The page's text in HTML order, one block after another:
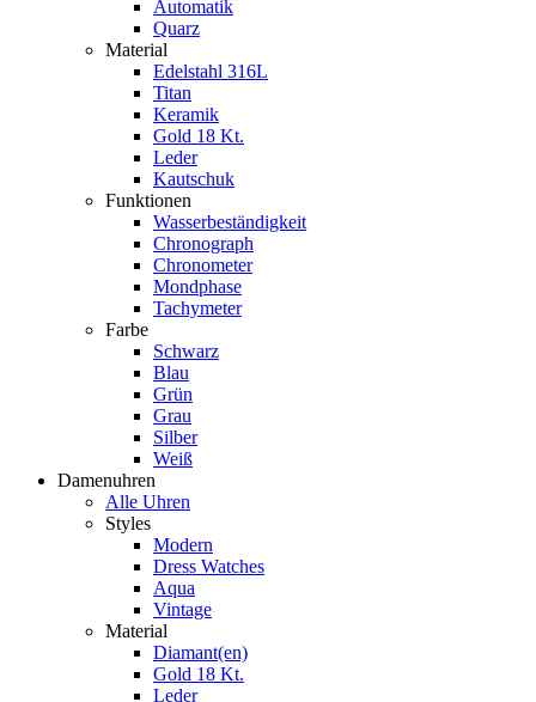
Automatik
Quarz
Material
Edelstahl 316L
Titan
Keramik
Gold 18 Kt.
Leder
Kautschuk
Funktionen
Wasserbeständigkeit
Chronograph
Chronometer
Mondphase
Tachymeter
Farbe
Schwarz
Blau
Grün
Grau
Silber
Weiß
Damenuhren
Alle Uhren
Styles
Modern
Dress Watches
Aqua
Vintage
Material
Diamant(en)
Gold 18 Kt.
Leder